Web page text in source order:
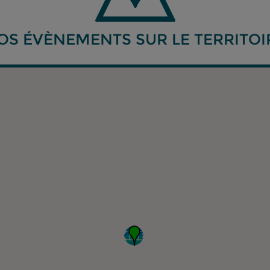
ÉVÈNEMENTS SUR LE